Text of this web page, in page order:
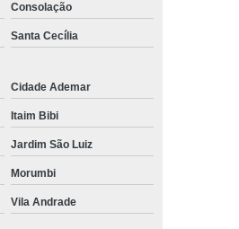
para Barba Ribeirão Pires
na Barba Diadema
Capilar Ribeirão Pires
do Sul
Serra
Consolação
Santa Cecília
Cidade Ademar
Itaim Bibi
Jardim São Luiz
Morumbi
Vila Andrade